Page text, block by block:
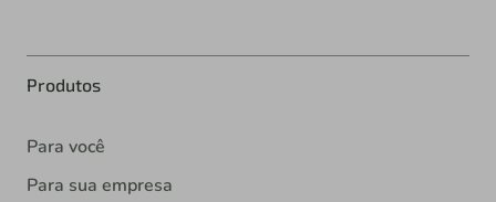
Produtos
Para você
Para sua empresa